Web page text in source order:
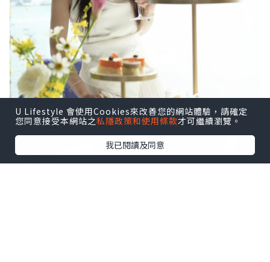
U Lifestyle 會使用Cookies來改善您的網站體驗，請確定
您同意接受本網站之私隱政策和使用條款才可繼續瀏覽。
我已閱讀及同意